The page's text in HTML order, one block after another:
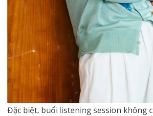
Đặc biệt, buổi listening session không